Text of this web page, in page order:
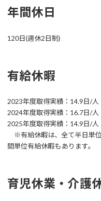
年間休日
120日(週休2日制)
有給休暇
2023年度取得実績：14.9日/人
2024年度取得実績：16.7日/人
2025年度取得実績：14.9日/人
※有給休暇は、全て半日単
間単位有給休暇もあります。
育児休業・介護